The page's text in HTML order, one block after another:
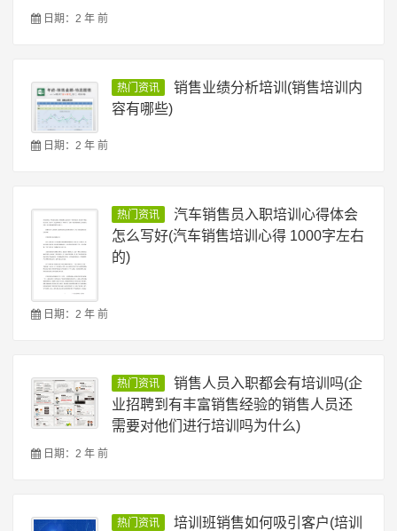
日期：2 年 前
热门资讯
销售业绩分析培训(销售培训内
容有哪些)
日期：2 年 前
热门资讯
汽车销售员入职培训心得体会
怎么写好(汽车销售培训心得 1000字左右
的)
日期：2 年 前
热门资讯
销售人员入职都会有培训吗(企
业招聘到有丰富销售经验的销售人员还
需要对他们进行培训吗为什么)
日期：2 年 前
热门资讯
培训班销售如何吸引客户(培训